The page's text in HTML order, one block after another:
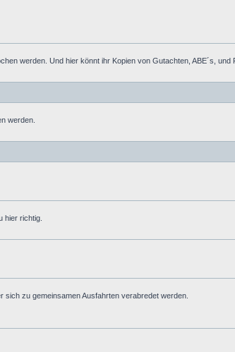
werden. Und hier könnt ihr Kopien von Gutachten, ABE´s, und
werden.
hier richtig.
zu gemeinsamen Ausfahrten verabredet werden.